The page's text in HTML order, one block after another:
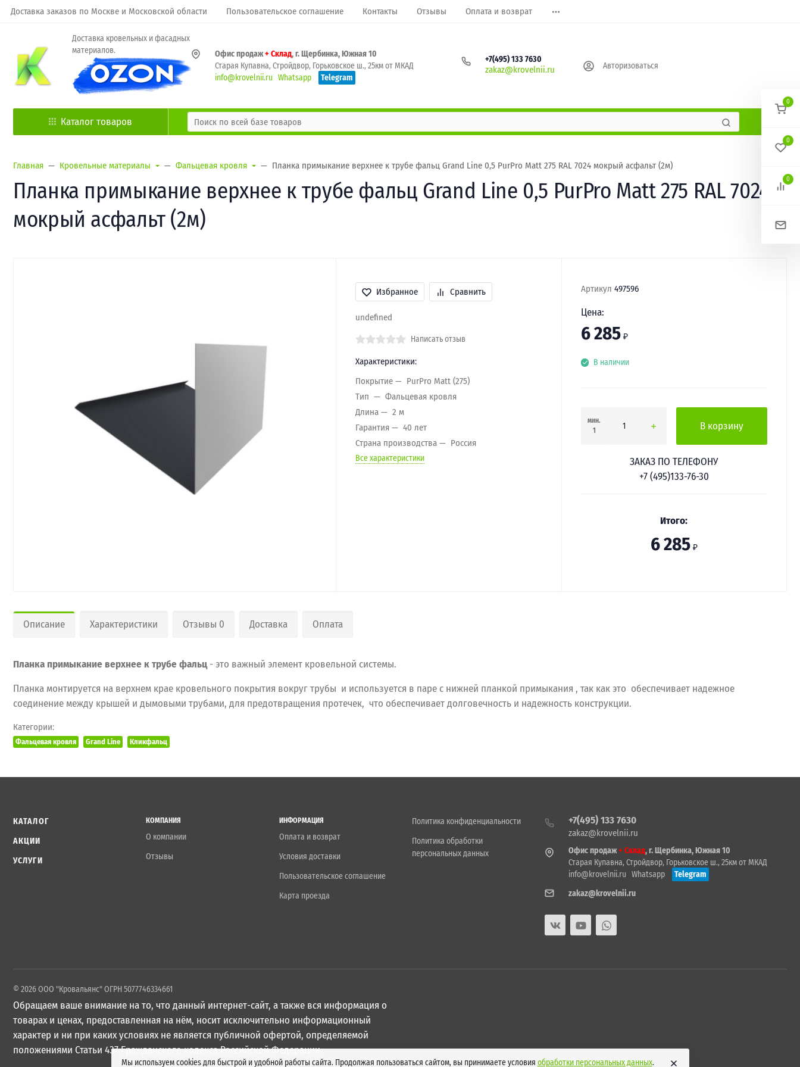
Доставка заказов по Москве и Московской области Пользовательское соглашение Контакты Отзывы Оплата и возврат
Доставка кровельных и фасадных
материалов.
Офис продаж+ Склад, г. Щербинка, Южная 10
Старая Купавна, Стройдвор, Горьковское ш., 25км от МКАД
info@krovelnii.ru Whatsapp Telegram
+7(495) 133 7630
zakaz@krovelnii.ru Авторизоваться
Каталог товаров
Главная Кровельные материалы Фальцевая кровля Планка примыкание верхнее к трубе фальц Grand Line 0,5 PurPro Matt 275 RAL 7024 мокрый асфальт (2м)
Планка примыкание верхнее к трубе фальц Grand Line 0,5 PurPro Matt 275 RAL 7024
мокрый асфальт (2м)
Избранное Сравнить
undefined
Написать отзыв
Характеристики:
Покрытие
PurPro Matt (275)
Тип
Фальцевая кровля
Длина
2 м
Гарантия
40 лет
Страна производства
Россия
Все характеристики
Артикул 497596
Цена:
6 285 ₽
В наличии
мин.
1
В корзину
ЗАКАЗ ПО ТЕЛЕФОНУ
+7 (495)133-76-30
Итого:
6 285 ₽
Описание Характеристики Отзывы 0 Доставка Оплата
Планка примыкание верхнее к трубе фальц- это важный элемент кровельной системы.
Планка монтируется на верхнем крае кровельного покрытия вокруг трубы и используется в паре с нижней планкой примыкания , так как это обеспечивает надежное
соединение между крышей и дымовыми трубами, для предотвращения протечек, что обеспечивает долговечность и надежность конструкции.
Категории:
Фальцевая кровля Grand Line Кликфальц
КАТАЛОГ
АКЦИИ
УСЛУГИ
КОМПАНИЯ
О компании
Отзывы
ИНФОРМАЦИЯ
Оплата и возврат
Условия доставки
Пользовательское соглашение
Карта проезда
Политика конфиденциальности
Политика обработки
персональных данных
+7(495) 133 7630
zakaz@krovelnii.ru
Офис продаж+ Склад, г. Щербинка, Южная 10
Старая Купавна, Стройдвор, Горьковское ш., 25км от МКАД
info@krovelnii.ru
Whatsapp
Telegram
zakaz@krovelnii.ru
© 2026 ООО "Кровальянс" ОГРН 5077746334661
Обращаем ваше внимание на то, что данный интернет-сайт, а также вся информация о
товарах и ценах, предоставленная на нём, носит исключительно информационный
характер и ни при каких условиях не является публичной офертой, определяемой
положениями Статьи 437 Гражданского кодекса Российской Федерации.
Мы используем cookies для быстрой и удобной работы сайта. Продолжая пользоваться сайтом, вы принимаете условия обработки персональных данных.
0
0
0